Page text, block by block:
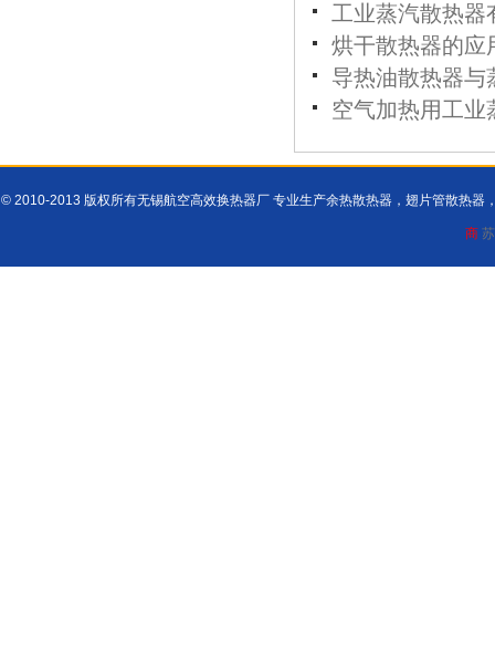
工业蒸汽散热器
烘干散热器的应
导热油散热器与
空气加热用工业
© 2010-2013 版权所有无锡航空高效换热器厂 专业生产余热散热器，翅片管散热器
商